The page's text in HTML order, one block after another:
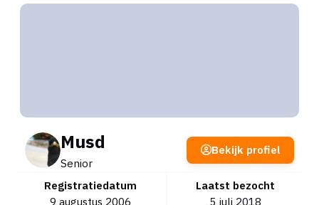
Musd
Senior
Registratiedatum
9 augustus 2006
Laatst bezocht
5 juli 2018
Bekijk profiel